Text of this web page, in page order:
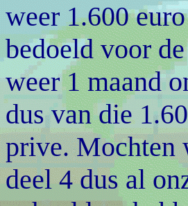
weer 1.600
bedoeld voor
weer 1 maand
dus van die
prive. Mochten
deel 4 dus al